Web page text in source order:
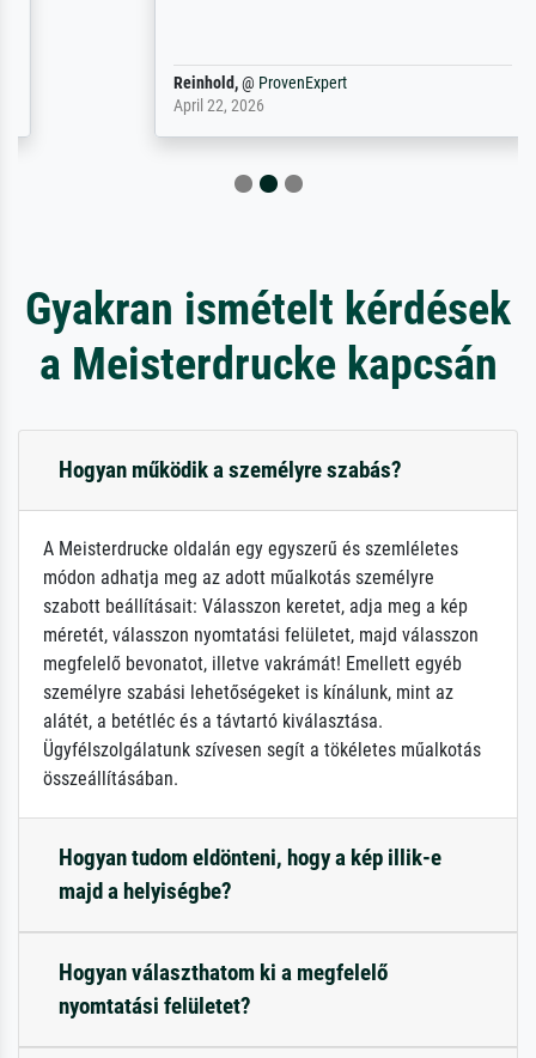
@ProvenExpert
April 22, 2026
Gyakran ismételt kérdések
a Meisterdrucke kapcsán
Hogyan működik a személyre szabás?
A Meisterdrucke oldalán egy egyszerű és szemléletes
módon adhatja meg az adott műalkotás személyre
szabott beállításait: Válasszon keretet, adja meg a kép
méretét, válasszon nyomtatási felületet, majd válasszon
megfelelő bevonatot, illetve vakrámát! Emellett egyéb
személyre szabási lehetőségeket is kínálunk, mint az
alátét, a betétléc és a távtartó kiválasztása.
Ügyfélszolgálatunk szívesen segít a tökéletes műalkotás
összeállításában.
Hogyan tudom eldönteni, hogy a kép illik-e
majd a helyiségbe?
Hogyan választhatom ki a megfelelő
nyomtatási felületet?